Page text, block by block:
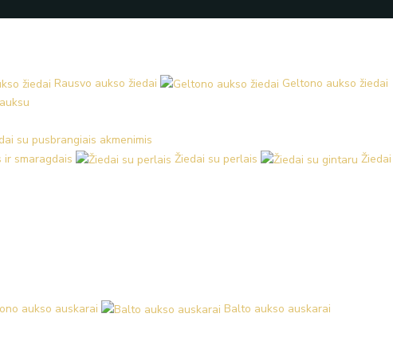
Rausvo aukso žiedai
Geltono aukso žiedai
su pusbrangiais akmenimis
ir smaragdais
Žiedai su perlais
Žiedai
aukso auskarai
Balto aukso auskarai